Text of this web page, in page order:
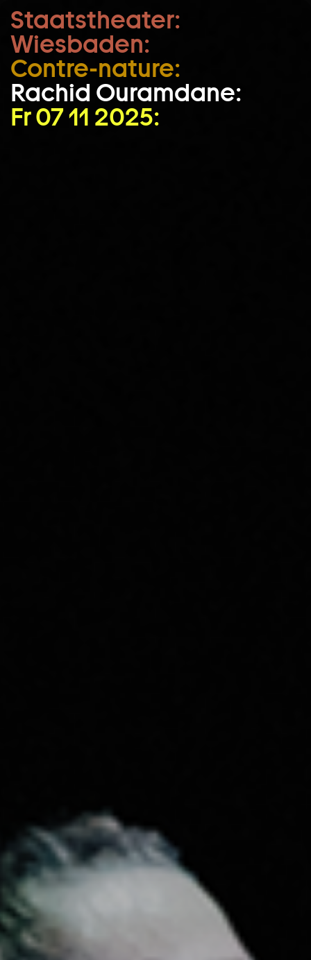
Zum Hauptinhalt springen
Zum Footer springen
Staatstheater:
Wiesbaden:
Contre-nature:
Rachid Ouramdane:
Fr 07 11 2025: